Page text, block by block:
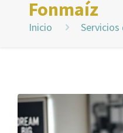
Fonmaíz
Inicio